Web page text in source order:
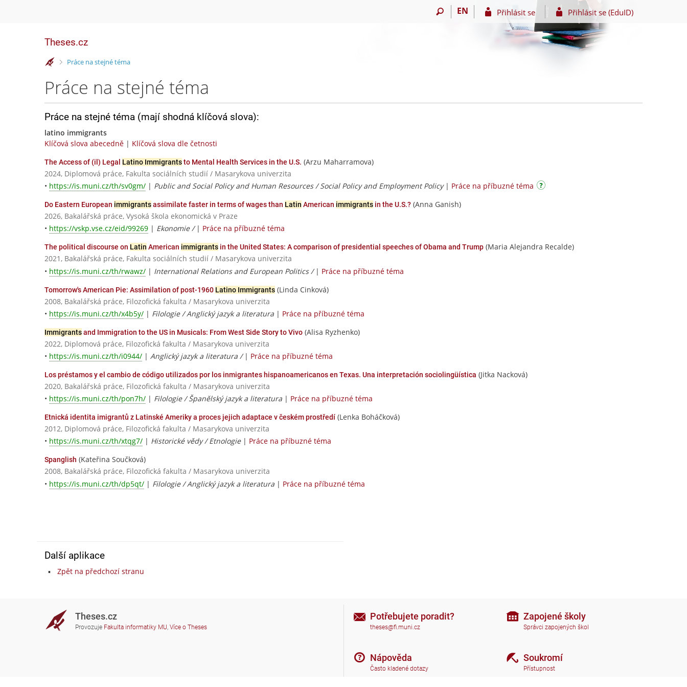
EN Přihlásit se Přihlásit se (EduID)
Theses.cz
>Práce na stejné téma
Práce na stejné téma
Práce na stejné téma (mají shodná klíčová slova):
latino immigrants
Klíčová slova abecedně | Klíčová slova dle četnosti
The Access of (il) Legal Latino Immigrantsto Mental Health Services in the U.S. (Arzu Maharramova)
2024, Diplomová práce, Fakulta sociálních studií / Masarykova univerzita
• https://is.muni.cz/th/sv0gm/ | Public and Social Policy and Human Resources / Social Policy and Employment Policy| Práce na příbuzné téma
Do Eastern European immigrantsassimilate faster in terms of wages than Latin American immigrants in the U.S.? (Anna Ganish)
2026, Bakalářská práce, Vysoká škola ekonomická v Praze
• https://vskp.vse.cz/eid/99269 | Ekonomie / | Práce na příbuzné téma
The political discourse on Latin American immigrants in the United States: A comparison of presidential speeches of Obama and Trump (Maria Alejandra Recalde)
2021, Bakalářská práce, Fakulta sociálních studií / Masarykova univerzita
• https://is.muni.cz/th/rwawz/ | International Relations and European Politics / | Práce na příbuzné téma
Tomorrow's American Pie: Assimilation of post-1960 Latino Immigrants (Linda Cinková)
2008, Bakalářská práce, Filozofická fakulta / Masarykova univerzita
• https://is.muni.cz/th/x4b5y/ | Filologie / Anglický jazyk a literatura | Práce na příbuzné téma
Immigrantsand Immigration to the US in Musicals: From West Side Story to Vivo (Alisa Ryzhenko)
2022, Diplomová práce, Filozofická fakulta / Masarykova univerzita
• https://is.muni.cz/th/i0944/ | Anglický jazyk a literatura / | Práce na příbuzné téma
Los préstamos y el cambio de código utilizados por los inmigrantes hispanoamericanos en Texas. Una interpretación sociolingüística (Jitka Nacková)
2020, Bakalářská práce, Filozofická fakulta / Masarykova univerzita
• https://is.muni.cz/th/pon7h/ | Filologie / Španělský jazyk a literatura | Práce na příbuzné téma
Etnická identita imigrantů z Latinské Ameriky a proces jejich adaptace v českém prostředí (Lenka Boháčková)
2012, Diplomová práce, Filozofická fakulta / Masarykova univerzita
• https://is.muni.cz/th/xtqg7/ | Historické vědy / Etnologie| Práce na příbuzné téma
Spanglish (Kateřina Součková)
2008, Bakalářská práce, Filozofická fakulta / Masarykova univerzita
• https://is.muni.cz/th/dp5qt/ | Filologie / Anglický jazyk a literatura | Práce na příbuzné téma
Další aplikace
Zpět na předchozí stranu
Theses.cz
Provozuje Fakulta informatiky MU, Více o Theses
Potřebujete poradit?
theses@fi.muni.cz
Nápověda
Často kladené dotazy
Zapojené školy
Správci zapojených škol
Soukromí
Přístupnost